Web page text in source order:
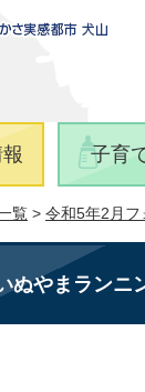
子育
覧 > 令和5年2月フ
ぬやまランニ